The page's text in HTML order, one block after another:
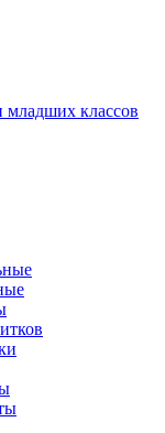
младших классов